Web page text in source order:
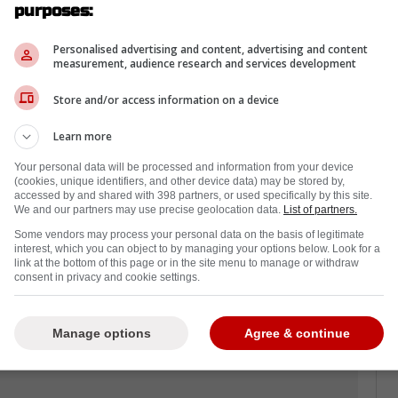
d'espoirs à l'attaque, Marc
de très près, surtout qu'il mise sur
l'option d'en sacrifier un serait très
pic.twitter.com/6ciVRYhlA5
— TSN
purposes:
Personalised advertising and content, advertising and content
measurement, audience research and services development
Store and/or access information on a device
Learn more
Your personal data will be processed and information from your device
(cookies, unique identifiers, and other device data) may be stored by,
accessed by and shared with 398 partners, or used specifically by this site.
We and our partners may use precise geolocation data. List of partners.
Some vendors may process your personal data on the basis of legitimate
interest, which you can object to by managing your options below. Look for a
link at the bottom of this page or in the site menu to manage or withdraw
consent in privacy and cookie settings.
Agree & continue
Manage options